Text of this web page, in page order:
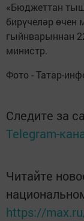
«Бюджеттан
бирүчеләр өчен
гыйнварыннан
министр.
Фото - Татар-
Следите за
Telegram-
Читайте
https://